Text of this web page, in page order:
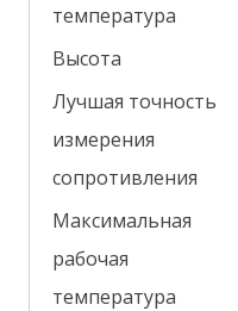
температура
Высота
Лучшая точность
измерения
сопротивления
Максимальная
рабочая
температура